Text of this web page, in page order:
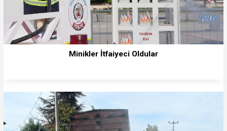
Minikler İtfaiyeci Oldular